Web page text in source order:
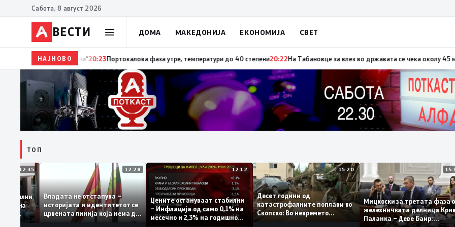
Сабота, 8 август 2026
ВЕСТИ ДОМА МАКЕДОНИЈА ЕКОНОМИЈА СВЕТ
НАЈНОВО20:24Сиљановска Давкова на Свечената академија по повод „30 години Општина Вевчани“20:23Портокалова фаза утре,
ТОП
12:35
задоволни
на
12:28
Владата не отстапува –
историјата и идентитетот се
црвената линија која нема да
се погази
12:12
Цените остануваат стабилни
– Инфлација од само 0,1% на
месечно и 2,3% на годишно
15:20
Десет години од
катастрофалните поплави во
Скопско: Во невремето
Мицкоски за третата
железничката делница
Паланка – Деве Баир: